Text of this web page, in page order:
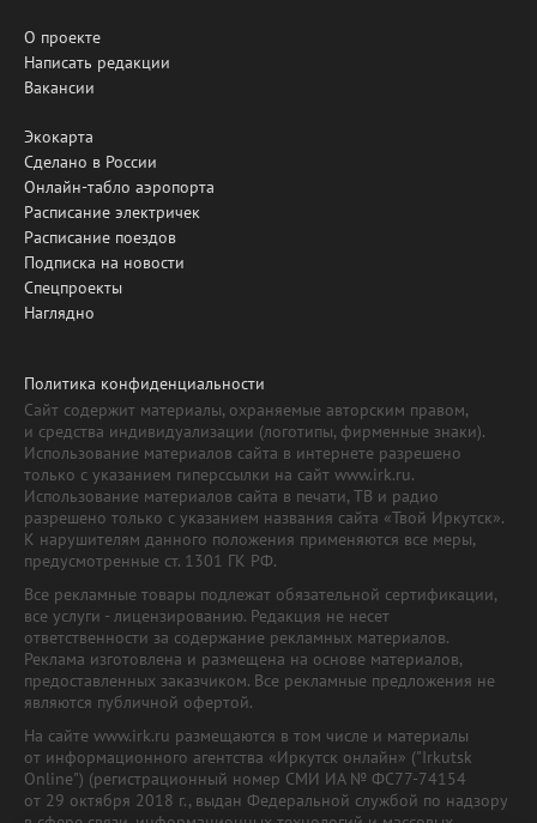
О проекте
Написать редакции
Вакансии
Экокарта
Сделано в России
Онлайн-табло аэропорта
Расписание электричек
Расписание поездов
Подписка на новости
Спецпроекты
Наглядно
Политика конфиденциальности
Сайт содержит материалы, охраняемые авторским правом,
и средства индивидуализации (логотипы, фирменные знаки).
Использование материалов сайта в интернете разрешено
только с указанием гиперссылки на сайт www.irk.ru.
Использование материалов сайта в печати, ТВ и радио
разрешено только с указанием названия сайта «Твой Иркутск».
К нарушителям данного положения применяются все меры,
предусмотренные ст. 1301 ГК РФ.
Все рекламные товары подлежат обязательной сертификации,
все услуги - лицензированию. Редакция не несет
ответственности за содержание рекламных материалов.
Реклама изготовлена и размещена на основе материалов,
предоставленных заказчиком. Все рекламные предложения не
являются публичной офертой.
На сайте www.irk.ru размещаются в том числе и материалы
от информационного агентства «Иркутск онлайн» ("Irkutsk
Online") (регистрационный номер СМИ ИА № ФС77-74154
от 29 октября 2018 г., выдан Федеральной службой по надзору